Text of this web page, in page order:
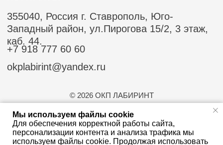
Мы используем файлы cookie
Для обеспечения корректной работы сайта,
персонализации контента и анализа трафика мы
используем файлы cookie. Продолжая использовать